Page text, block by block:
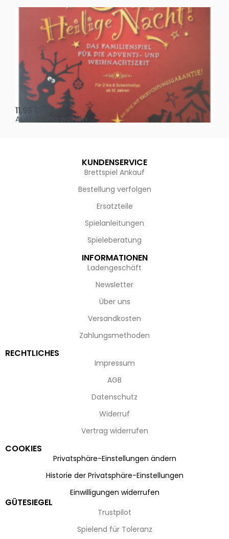
Oh, heilige Nacht!
11,95
Ausführung wählen
KUNDENSERVICE
Brettspiel Ankauf
Bestellung verfolgen
Ersatzteile
Spielanleitungen
Spieleberatung
INFORMATIONEN
Ladengeschäft
Newsletter
Über uns
Versandkosten
Zahlungsmethoden
RECHTLICHES
Impressum
AGB
Datenschutz
Widerruf
Vertrag widerrufen
COOKIES
Privatsphäre-Einstellungen ändern
Historie der Privatsphäre-Einstellungen
Einwilligungen widerrufen
GÜTESIEGEL
Trustpilot
Spielend für Toleranz